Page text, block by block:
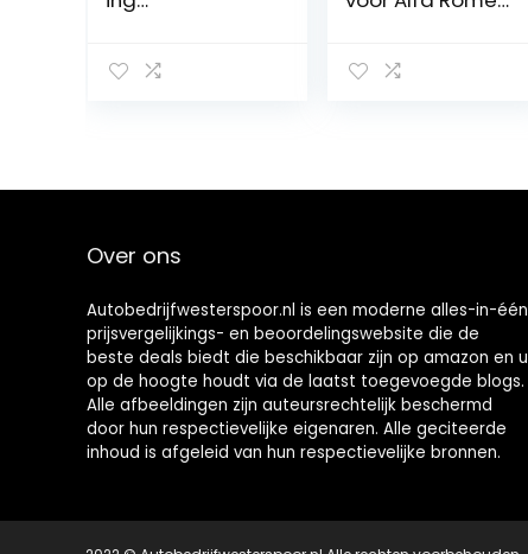
Over ons
Autobedrijfwesterspoor.nl is een moderne alles-in-één
prijsvergelijkings- en beoordelingswebsite die de
beste deals biedt die beschikbaar zijn op amazon en u
op de hoogte houdt via de laatst toegevoegde blogs.
Alle afbeeldingen zijn auteursrechtelijk beschermd
door hun respectievelijke eigenaren. Alle geciteerde
inhoud is afgeleid van hun respectievelijke bronnen.